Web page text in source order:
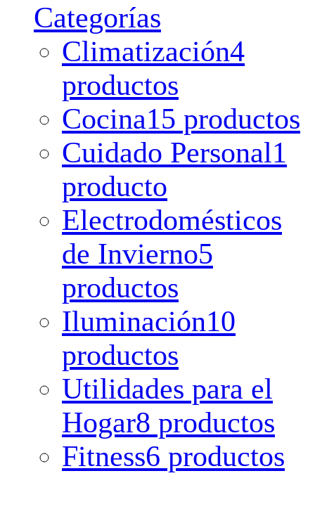
Categorías
Climatización4
productos
Cocina15 productos
Cuidado Personal1
producto
Electrodomésticos
de Invierno5
productos
Iluminación10
productos
Utilidades para el
Hogar8 productos
Fitness6 productos